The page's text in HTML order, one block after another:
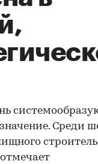
Среди